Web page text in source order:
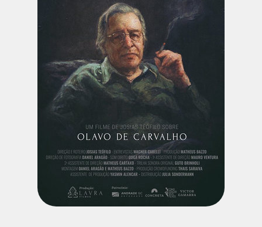
GÊNEROS
PÁGINA INICIAL
FilmesNoCinema.com.br
é o maior localizador de filmes e
sessões de cinema no Brasil. Através dele, você pode
encontrar os filmes no cinema mais próximos a você ou a
qualquer cidade em território brasileiro. Você pode também
acessar informações sobre cinemas, horários, assistir aos
trailers e muito mais.